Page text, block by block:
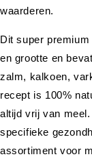
waarderen.
Dit super
en grootte en
zalm, kalkoen,
recept is 100%
altijd vrij van
specifieke
assortiment voor